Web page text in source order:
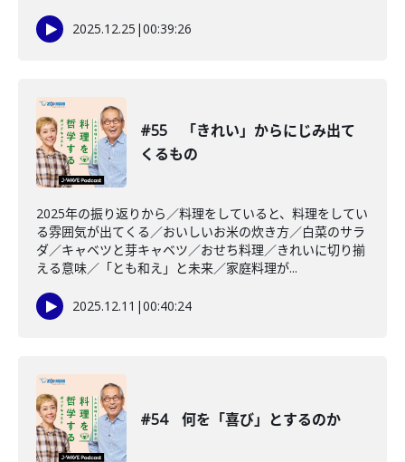
2025.12.25 |00:39:26
#55 「きれい」からにじみ出て
くるもの
2025年の振り返りから／料理をしていると、料理をしてい
る雰囲気が出てくる／おいしいお米の炊き方／白菜のサラ
ダ／キャベツと芽キャベツ／おせち料理／きれいに切り揃
える意味／「とも和え」と未来／家庭料理が...
2025.12.11 |00:40:24
#54 何を「喜び」とするのか